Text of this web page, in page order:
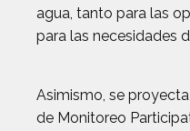
agua, tanto para las
para las necesidades
Asimismo, se
de Monitoreo